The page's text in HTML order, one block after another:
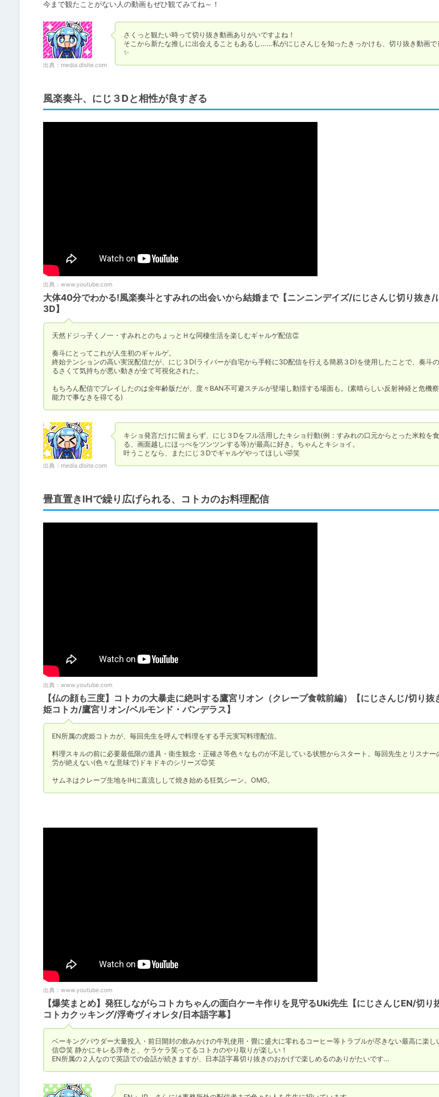
今まで観たことがない人の動画もぜひ観てみてね～！
出典： media.dlsite.com
さくっと観たい時って切り抜き動画ありがいですよね！
そこから新たな推しに出会えることもあるし……私がにじさんじを知ったきっかけも、切り抜き動画で
✨
風楽奏斗、にじ３Dと相性が良すぎる
出典： www.youtube.com
大体40分でわかる!風楽奏斗とすみれの出会いから結婚まで【ニンニンデイズ/にじさんじ切り抜き/
3D】
天然ドジっ子くノ一・すみれとのちょっとＨな同棲生活を楽しむギャルゲ配信👏
奏斗にとってこれが人生初のギャルゲ。
終始テンションの高い実況配信だが、にじ３D(ライバーが自宅から手軽に3D配信を行える簡易３D)を使用したことで、奏斗
るさくて気持ちが悪い動きが全て可視化された。
もちろん配信でプレイしたのは全年齢版だが、度々BAN不可避スチルが登場し動揺する場面も。(素晴らしい反射神経と危機
能力で事なきを得てる)
出典： media.dlsite.com
キショ発言だけに留まらず、にじ３Dをフル活用したキショ行動(例：すみれの口元からとった米粒を
る、画面越しにほっぺをツンツンする等)が最高に好き。ちゃんとキショイ。
叶うことなら、またにじ３Dでギャルゲやってほしい🤣笑
畳直置きIHで繰り広げられる、コトカのお料理配信
出典： www.youtube.com
【仏の顔も三度】コトカの大暴走に絶叫する鷹宮リオン（クレープ食戟前編）【にじさんじ/切り抜
姫コトカ/鷹宮リオン/ベルモンド・バンデラス】
EN所属の虎姫コトカが、毎回先生を呼んで料理をする手元実写料理配信。
料理スキルの前に必要最低限の道具・衛生観念・正確さ等色々なものが不足している状態からスタート。毎回先生とリスナー
労が絶えない(色々な意味で)ドキドキのシリーズ😊笑
サムネはクレープ生地をIHに直流しして焼き始める狂気シーン。OMG。
出典： www.youtube.com
【爆笑まとめ】発狂しながらコトカちゃんの面白ケーキ作りを見守るUki先生【にじさんじEN/切り
コトカクッキング/浮奇ヴィオレタ/日本語字幕】
ベーキングパウダー大量投入・前日開封の飲みかけの牛乳使用・畳に盛大に零れるコーヒー等トラブルが尽きない最高に楽し
信😊笑 静かにキレる浮奇と、ケラケラ笑ってるコトカのやり取りが楽しい！
EN所属の２人なので英語での会話が続きますが、日本語字幕切り抜きのおかげで楽しめるのありがたいです…